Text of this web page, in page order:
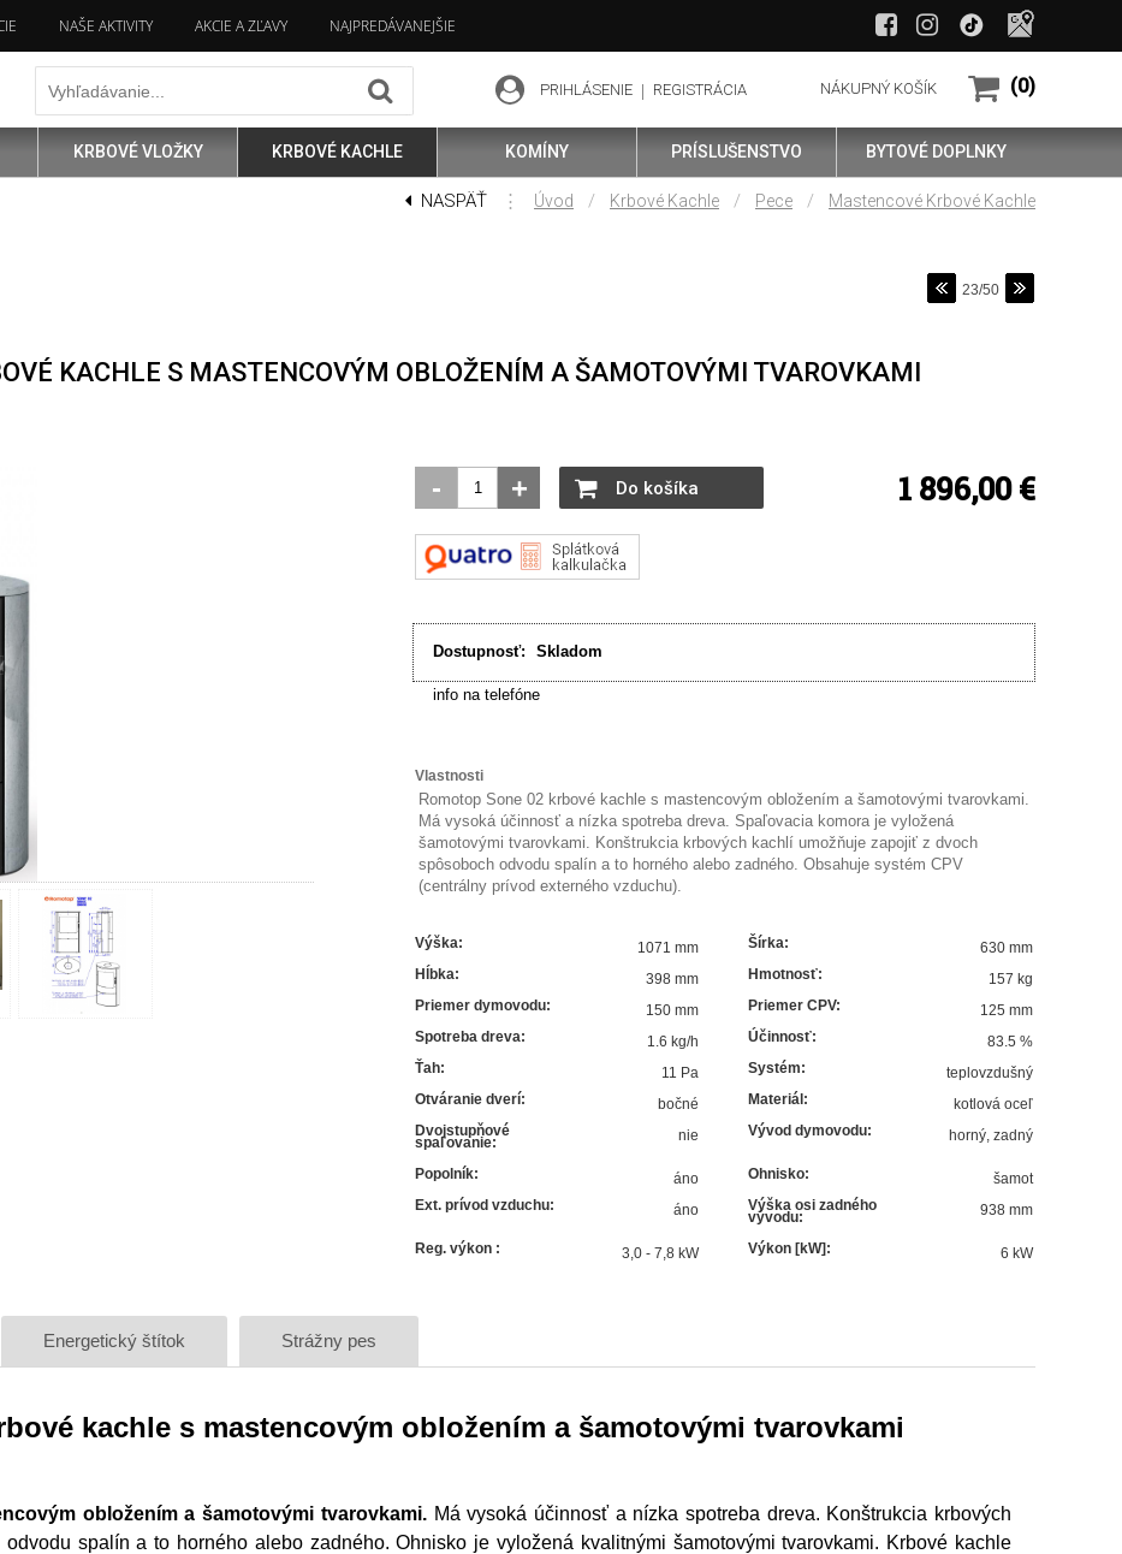
NAŠE AKTIVITY AKCIE A ZĽAVY NAJPREDÁVANEJŠIE
KRBOVÉ VLOŽKY KRBOVÉ KACHLE KOMÍNY PRÍSLUŠENSTVO BYTOVÉ DOPLNKY
PRIHLÁSENIE REGISTRÁCIA NÁKUPNÝ KOŠÍK (0)
NASPÄŤ ⋮ Úvod / Krbové Kachle / Pece / Mastencové Krbové Kachle
23/50
KACHLE S MASTENCOVÝM OBLOŽENÍM A ŠAMOTOVÝMI TVAROVKAMI
- + Do košíka 1 896,00 €
Dostupnosť: Skladom
info na telefóne
Vlastnosti
Romotop Sone 02 krbové kachle s mastencovým obložením a šamotovými tvarovkami.
Má vysoká účinnosť a nízka spotreba dreva. Spaľovacia komora je vyložená
šamotovými tvarovkami. Konštrukcia krbových kachlí umožňuje zapojiť z dvoch
spôsoboch odvodu spalín a to horného alebo zadného. Obsahuje systém CPV
(centrálny prívod externého vzduchu).
Výška: 1071 mm Šírka:
630 mm
Hĺbka: 398 mm Hmotnosť:
157 kg
Priemer dymovodu: 150 mm Priemer CPV:
125 mm
Spotreba dreva: 1.6 kg/h Účinnosť: 83.5 %
Ťah: 11 Pa Systém:
teplovzdušný
Otváranie dverí: bočné Materiál :
kotlová oceľ
Dvojstupňové
spaľovanie: nie Vývod dymovodu: horný, zadný
Popolník: áno Ohnisko:
šamot
Ext. prívod vzduchu: áno Výška osi zadného
vývodu: 938 mm
Reg. výkon : 3,0 - 7,8 kW Výkon [kW] : 6 kW
Energetický štítok Strážny pes
kachle s mastencovým obložením a šamotovými tvarovkami
obložením a šamotovými tvarovkami. Má vysoká účinnosť a nízka spotreba dreva. Konštrukcia krbových
spalín a to horného alebo zadného. Ohnisko je vyložená kvalitnými šamotovými tvarovkami. Krbové kachle